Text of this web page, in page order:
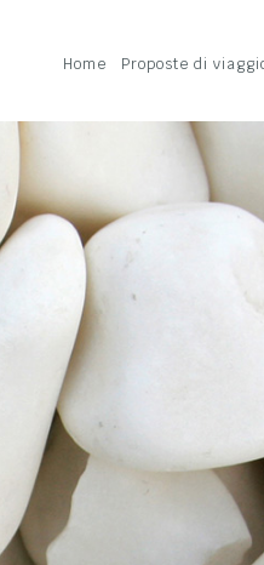
Home Proposte di